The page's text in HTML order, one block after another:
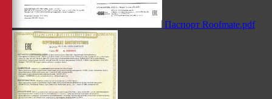
Паспорт Roofmate.pdf